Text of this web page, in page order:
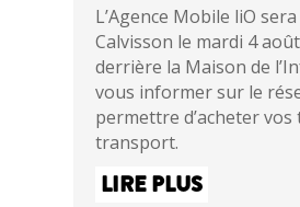
L’Agence Mobile liO
Calvisson le mardi 4
derrière la Maison de
vous informer sur le
permettre d’acheter vos
transport.
LIRE PLUS